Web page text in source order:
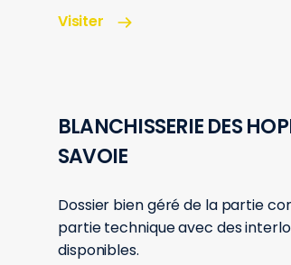
Visiter
BLANCHISSERIE DES
SAVOIE
Dossier bien géré de la partie
partie technique avec des
disponibles.